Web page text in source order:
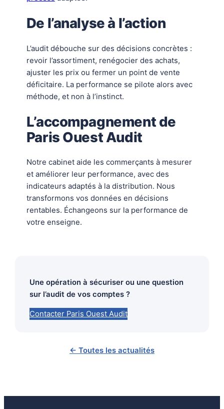
De l’analyse à l’action
L’audit débouche sur des décisions concrètes :
revoir l’assortiment, renégocier des achats,
ajuster les prix ou fermer un point de vente
déficitaire. La performance se pilote alors avec
méthode, et non à l’instinct.
L’accompagnement de
Paris Ouest Audit
Notre cabinet aide les commerçants à mesurer
et améliorer leur performance, avec des
indicateurs adaptés à la distribution. Nous
transformons vos données en décisions
rentables. Échangeons sur la performance de
votre enseigne.
Une opération à sécuriser ou une question
sur l’audit de vos comptes ?
Contacter Paris Ouest Audit
← Toutes les actualités